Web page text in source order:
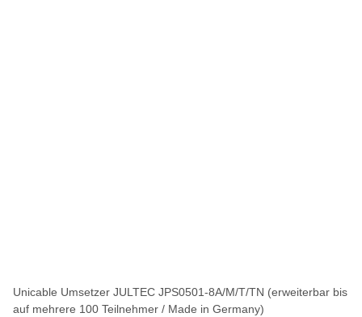
Unicable Umsetzer JULTEC JPS0501-8A/M/T/TN (erweiterbar bis
auf mehrere 100 Teilnehmer / Made in Germany)